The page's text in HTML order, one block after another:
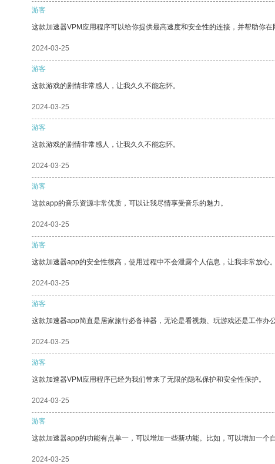
游客
这款加速器VPM应用程序可以给你提供最高速度和安全性的连接，并帮助你在
2024-03-25
游客
这款游戏的剧情非常感人，让我久久不能忘怀。
2024-03-25
游客
这款游戏的剧情非常感人，让我久久不能忘怀。
2024-03-25
游客
这款app的音乐资源非常优质，可以让我尽情享受音乐的魅力。
2024-03-25
游客
这款加速器app的安全性很高，使用过程中不会泄露个人信息，让我非常放心。
2024-03-25
游客
这款加速器app简直是居家旅行必备神器，无论是看视频、玩游戏还是工作
2024-03-25
游客
这款加速器VPM应用程序已经为我们带来了无限的隐私保护和安全性保护。
2024-03-25
游客
这款加速器app的功能有点单一，可以增加一些新功能。比如，可以增加一个
2024-03-25